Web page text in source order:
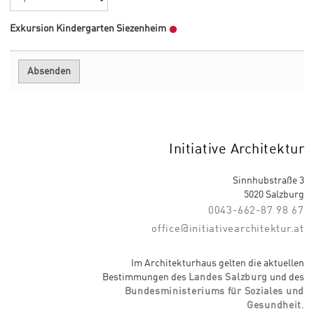
Exkursion Kindergarten Siezenheim
Initiative Architektur
Sinnhubstraße 3
5020 Salzburg
0043-662-87 98 67
office@initiativearchitektur.at
Im Architekturhaus gelten die aktuellen
Bestimmungen des Landes Salzburg und des
Bundesministeriums für Soziales und
Gesundheit.